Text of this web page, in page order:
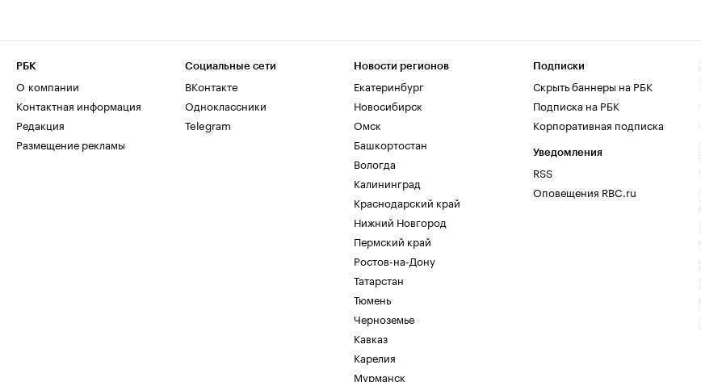
РБК
О компании
Контактная информация
Редакция
Размещение рекламы
Социальные сети
ВКонтакте
Одноклассники
Telegram
Новости регионов
Екатеринбург
Новосибирск
Омск
Башкортостан
Вологда
Калининград
Краснодарский край
Нижний Новгород
Пермский край
Ростов-на-Дону
Татарстан
Тюмень
Черноземье
Кавказ
Карелия
Мурманск
Подписки
Скрыть баннеры на РБК
Подписка на РБК
Корпоративная подписка
Уведомления
RSS
Оповещения RBC.ru